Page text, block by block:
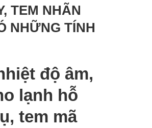
cây
ỨNG DỤNG CỦA NHÃN &
Posted on
Ứng dụng của nhãn satin, nhãn
ribbon resin – wax/resin trong
chuyên nghiệp, đạt...
TEM NHÃN
NHỮNG TÍNH
độ âm,
lạnh hỗ
tem mã